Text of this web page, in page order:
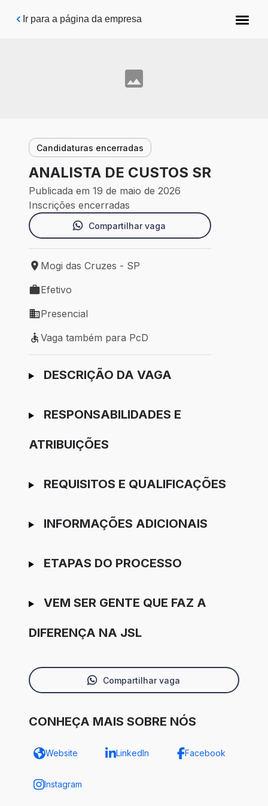
Pular para o conteúdo principal
Ir para a página da empresa
Candidaturas encerradas
ANALISTA DE CUSTOS SR
Publicada em 19 de maio de 2026
Inscrições encerradas
Compartilhar vaga
Local de trabalho: Mogi das Cruzes - SP
Mogi das Cruzes - SP
Tipo de vaga: Efetivo
Efetivo
Modelo de trabalho: Presencial
Presencial
Vaga também para PcD
Vaga também para PcD
Ir para candidatura
DESCRIÇÃO DA VAGA
RESPONSABILIDADES E
ATRIBUIÇÕES
REQUISITOS E QUALIFICAÇÕES
INFORMAÇÕES ADICIONAIS
ETAPAS DO PROCESSO
VEM SER GENTE QUE FAZ A
DIFERENÇA NA JSL
Compartilhar vaga
CONHEÇA MAIS SOBRE NÓS
Website LinkedIn Facebook
Instagram